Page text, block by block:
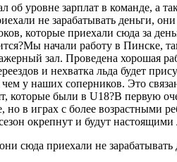
об уровне зарплат в команде, а
не зарабатывать деньги,
которые приехали сюда за
начали работу в Пинске,
зал. Проведена хорошая
и нехватка льда будет
чем у наших соперников. Это
которые были в U18?В первую
в играх с более возрастными
окрепнут и будут